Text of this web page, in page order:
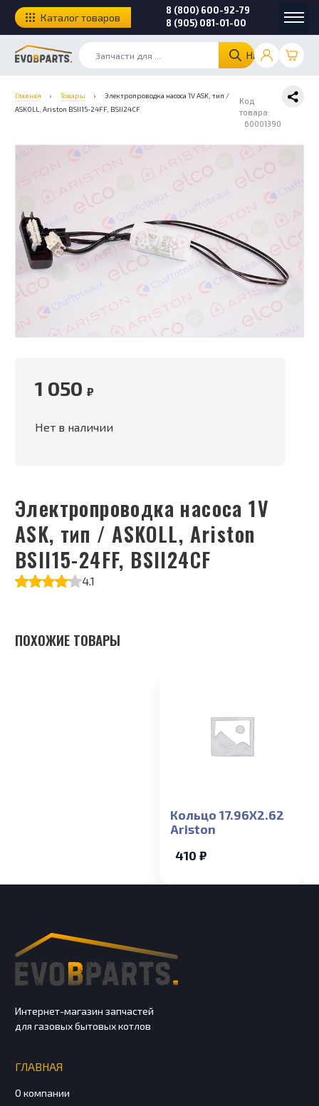
Найти
8 (800) 600-92-79
8 (905) 081-01-00
Каталог товаров
Главная › Товары ›
Электропроводка насоса 1V ASK, тип /
ASKOLL, Ariston BSII15-24FF, BSII24CF
Код
товара:
60001390
Электропроводка насоса 1V
ASK, тип / ASKOLL, Ariston
BSII15-24FF, BSII24CF
4.1
1 050 ₽
Нет в наличии
ПОХОЖИЕ ТОВАРЫ
Кольцо 17.96X2.62
Ariston
410 ₽
Интернет-магазин запчастей
для газовых бытовых котлов
ГЛАВНАЯ
О компании